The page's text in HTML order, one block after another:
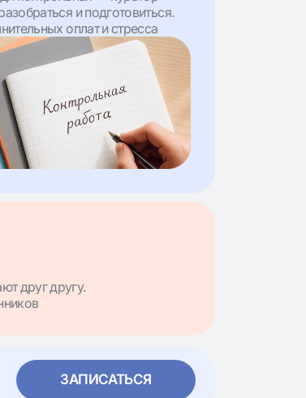
и подготовиться.
оплат и стресса
друг другу.
ЗАПИСАТЬСЯ